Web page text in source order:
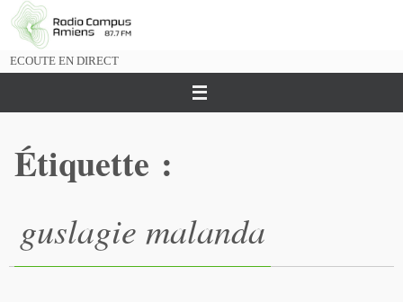
Passer
vers
ECOUTE EN DIRECT
Étiquette :
guslagie malanda